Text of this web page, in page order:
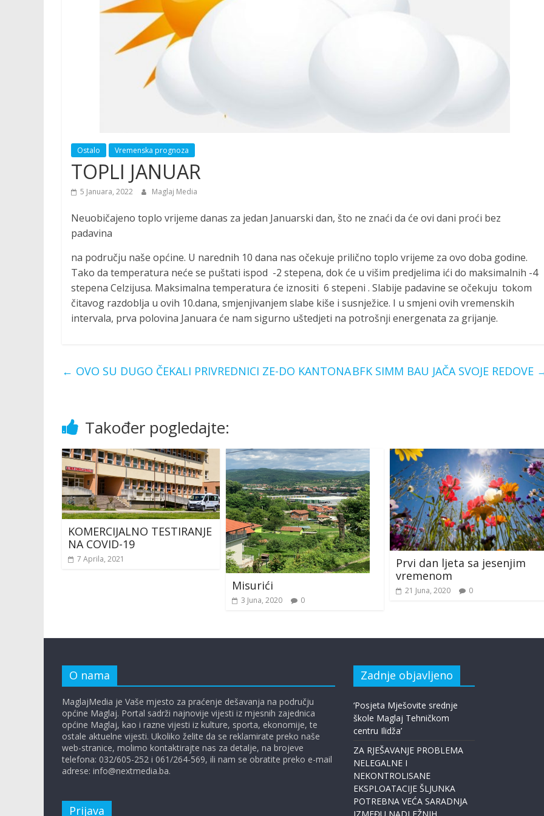
Ostalo Vremenska prognoza
TOPLI JANUAR
5 Januara, 2022 Maglaj Media
Neuobičajeno toplo vrijeme danas za jedan Januarski dan, što ne znaći da će ovi dani proći bez
padavina
na području naše općine. U narednih 10 dana nas očekuje prilično toplo vrijeme za ovo doba godine.
Tako da temperatura neće se puštati ispod -2 stepena, dok će u višim predjelima ići do maksimalnih -4
stepena Celzijusa. Maksimalna temperatura će iznositi 6 stepeni . Slabije padavine se očekuju tokom
čitavog razdoblja u ovih 10.dana, smjenjivanjem slabe kiše i susnježice. I u smjeni ovih vremenskih
intervala, prva polovina Januara će nam sigurno uštedjeti na potrošnji energenata za grijanje.
← OVO SU DUGO ČEKALI PRIVREDNICI ZE-DO KANTONABFK SIMM BAU JAČA SVOJE REDOVE
Također pogledajte:
KOMERCIJALNO TESTIRANJE
NA COVID-19
7 Aprila, 2021
Misurići
3 Juna, 2020 0
Prvi dan ljeta sa jesenjim
vremenom
21 Juna, 2020 0
O nama
MaglajMedia je Vaše mjesto za praćenje dešavanja na području
općine Maglaj. Portal sadrži najnovije vijesti iz mjesnih zajednica
općine Maglaj, kao i razne vijesti iz kulture, sporta, ekonomije, te
ostale aktuelne vijesti. Ukoliko želite da se reklamirate preko naše
web-stranice, molimo kontaktirajte nas za detalje, na brojeve
telefona: 032/605-252 i 061/264-569, ili nam se obratite preko e-mail
adrese: info@nextmedia.ba.
Prijava
Zadnje objavljeno
‘Posjeta Mješovite srednje
škole Maglaj Tehničkom
centru Ilidža’
ZA RJEŠAVANJE PROBLEMA
NELEGALNE I
NEKONTROLISANE
EKSPLOATACIJE ŠLJUNKA
POTREBNA VEĆA SARADNJA